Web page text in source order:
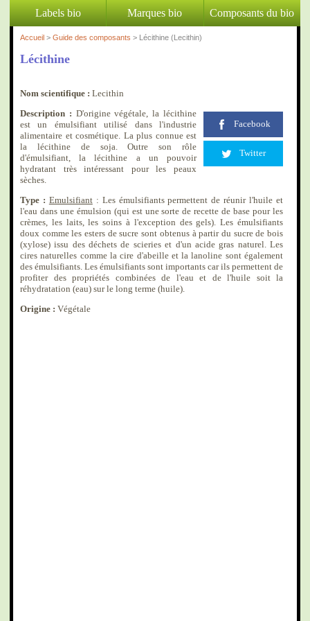
Labels bio Marques bio Composants du bio
Accueil > Guide des composants > Lécithine (Lecithin)
Lécithine
Nom scientifique : Lecithin
Facebook
Twitter
Description : D'origine végétale, la lécithine
est un émulsifiant utilisé dans l'industrie
alimentaire et cosmétique. La plus connue est
la lécithine de soja. Outre son rôle
d'émulsifiant, la lécithine a un pouvoir
hydratant très intéressant pour les peaux
sèches.
Type : Emulsifiant: Les émulsifiants permettent de réunir l'huile et
l'eau dans une émulsion (qui est une sorte de recette de base pour les
crèmes, les laits, les soins à l'exception des gels). Les émulsifiants
doux comme les esters de sucre sont obtenus à partir du sucre de bois
(xylose) issu des déchets de scieries et d'un acide gras naturel. Les
cires naturelles comme la cire d'abeille et la lanoline sont également
des émulsifiants. Les émulsifiants sont importants car ils permettent de
profiter des propriétés combinées de l'eau et de l'huile soit la
réhydratation (eau) sur le long terme (huile).
Origine : Végétale